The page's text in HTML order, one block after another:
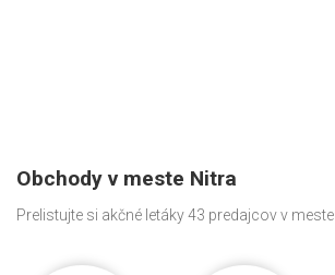
Obchody v meste Nitra
Prelistujte si akčné letáky 43 predajcov v meste